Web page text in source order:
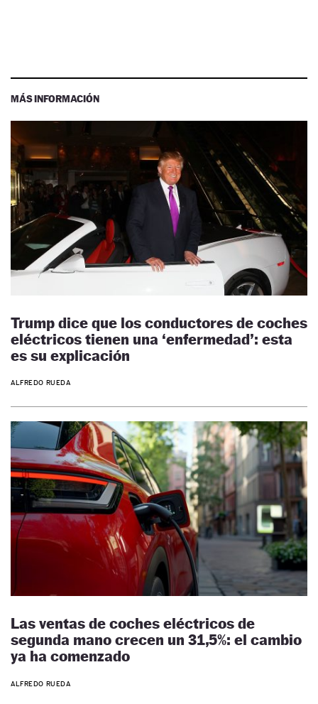
MÁS INFORMACIÓN
Trump dice que los conductores de coches
eléctricos tienen una ‘enfermedad’: esta
es su explicación
ALFREDO RUEDA
Las ventas de coches eléctricos de
segunda mano crecen un 31,5%: el cambio
ya ha comenzado
ALFREDO RUEDA